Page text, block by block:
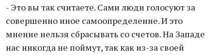
- Это вы так считаете. Сами люди голосуют за
совершенно иное самоопределение. И это
мнение нельзя сбрасывать со счетов. На Западе
нас никогда не поймут, так как из-за своей